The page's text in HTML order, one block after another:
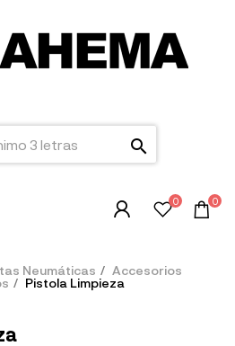
search
0 0
Neumáticas
Accesorios
Pistola Limpieza